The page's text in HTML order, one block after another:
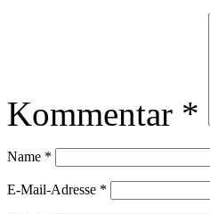
Kommentar *
Name *
E-Mail-Adresse *